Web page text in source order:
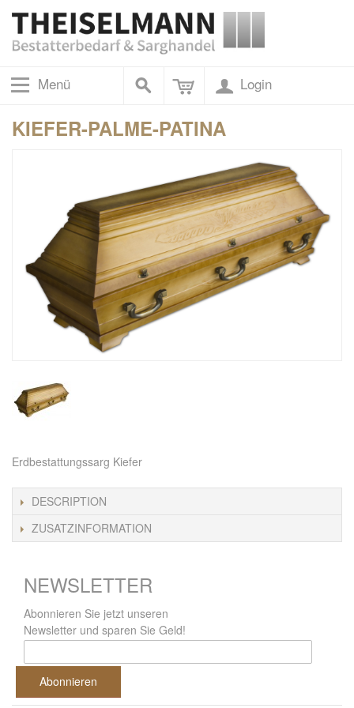
Menü Login
KIEFER-PALME-PATINA
Erdbestattungssarg Kiefer
DESCRIPTION
ZUSATZINFORMATION
NEWSLETTER
Abonnieren Sie jetzt unseren
Newsletter und sparen Sie Geld!
Abonnieren